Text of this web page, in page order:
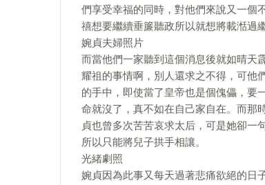
們享受幸福的同時，對他們來說又一個
禧想要繼續垂簾聽政所以就想將載湉過
婉貞夫婦照片
而當他們一家聽到這個消息後就如晴天
耀祖的事情啊，別人還求之不得，可他
的手中，即使當了皇帝也是個傀儡，要
命就沒了，真不如在自己家自在。而那
貞也曾多次苦苦哀求太后，可是她卻一
所以只能將兒子拱手相讓。
光緒劇照
婉貞因為此事又每天過著悲痛欲絕的日